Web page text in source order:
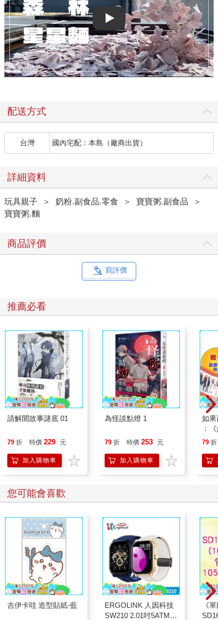
Play video
配送方式
台灣 國內宅配：本島（廠商出貨）
詳細資料
玩具親子 ＞ 奶粉.副食品.零食 ＞ 寶寶粥.副食品
＞
寶寶粥.麵
商品評價
寫評價
推薦必看
請解開故事謎底 01
79 折 特價 229 元
加入購物車
為怪談點燈 1
79 折 特價 253 元
加入購物車
如
：
喵
79 折
您可能會喜歡
吉伊卡哇 造型貼紙-藍
ERGOLINK 人因科技
SW210 2.01吋5ATM游
《